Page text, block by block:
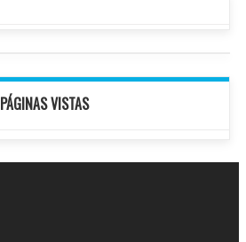
PÁGINAS VISTAS